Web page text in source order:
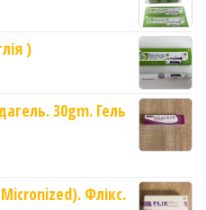
)
30gm. Гель
Флікс.